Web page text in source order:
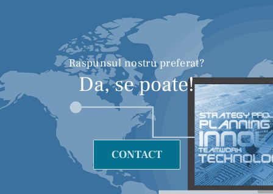
Raspunsul nostru preferat?
Da, se poate!
CONTACT